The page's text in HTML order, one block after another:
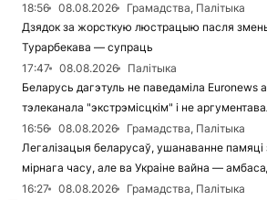
18:56
08.08.2026
Грамадства, Палітыка
Дзядок за жорсткую люстрацыю пасля
Турарбекава — супраць
17:47
08.08.2026
Палітыка
Беларусь дагэтуль не паведаміла Euronews
тэлеканала "экстрэмісцкім" і не
16:56
08.08.2026
Грамадства, Палітыка
Легалізацыя беларусаў, ушанаванне
мірнага часу, але ва Украіне вайна —
16:27
08.08.2026
Грамадства, Палітыка